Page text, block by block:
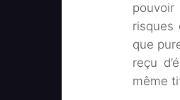
risques
que
reçu
même